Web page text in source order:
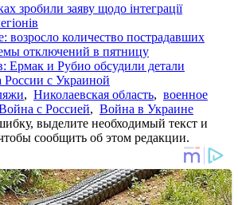
зробили заяву щодо інтеграції
количество пострадавших
отключений в пятницу
Ермак и Рубио обсудили детали
России с Украиной
, Николаевская область, военное
с Россией, Война в Украине
выделите необходимый текст и
сообщить об этом редакции.